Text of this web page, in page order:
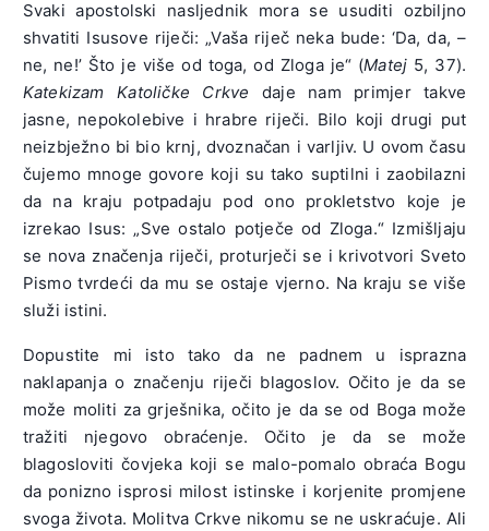
Svaki apostolski nasljednik mora se usuditi ozbiljno
shvatiti Isusove riječi: „Vaša riječ neka bude: ‘Da, da, –
ne, ne!’ Što je više od toga, od Zloga je“ (Matej 5, 37).
Katekizam Katoličke Crkve daje nam primjer takve
jasne, nepokolebive i hrabre riječi. Bilo koji drugi put
neizbježno bi bio krnj, dvoznačan i varljiv. U ovom času
čujemo mnoge govore koji su tako suptilni i zaobilazni
da na kraju potpadaju pod ono prokletstvo koje je
izrekao Isus: „Sve ostalo potječe od Zloga.“ Izmišljaju
se nova značenja riječi, proturječi se i krivotvori Sveto
Pismo tvrdeći da mu se ostaje vjerno. Na kraju se više
služi istini.
Dopustite mi isto tako da ne padnem u isprazna
naklapanja o značenju riječi blagoslov. Očito je da se
može moliti za grješnika, očito je da se od Boga može
tražiti njegovo obraćenje. Očito je da se može
blagosloviti čovjeka koji se malo-pomalo obraća Bogu
da ponizno isprosi milost istinske i korjenite promjene
svoga života. Molitva Crkve nikomu se ne uskraćuje. Ali